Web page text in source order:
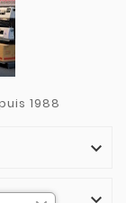
1988
